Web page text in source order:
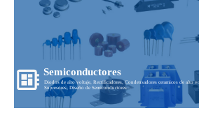
Semiconductores
Diodos de alto voltaje, Rectificadores, Condensadores ceramicos de alto
Supresores, Diseño de Semiconductores...